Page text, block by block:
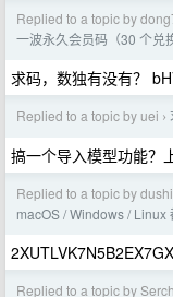
Replied to a topic by
一波永久会员码（30 个兑
求码，数独有没有？
Replied to a topic by uei ›
搞一个导入模型功能？
Replied to a topic by
macOS / Windows / Linux
Replied to a topic by